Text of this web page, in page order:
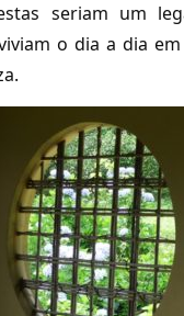
seriam um
o dia a dia